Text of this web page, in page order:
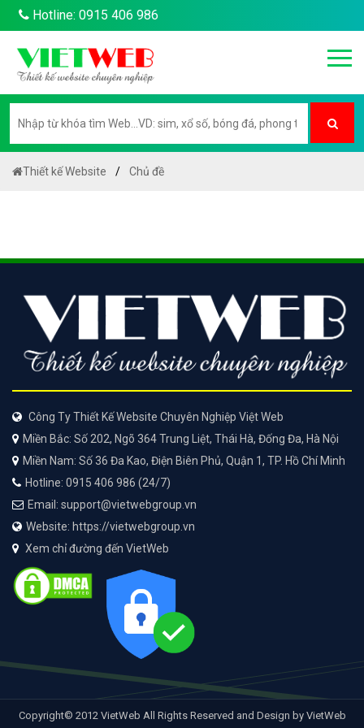
Hotline: 0915 406 986
Thiết kế Website Chủ đề
Công Ty Thiết Kế Website Chuyên Nghiệp Việt Web
Miền Bắc: Số 202, Ngõ 364 Trung Liệt, Thái Hà, Đống Đa, Hà Nội
Miền Nam: Số 36 Đa Kao, Điện Biên Phủ, Quận 1, TP. Hồ Chí Minh
Hotline: 0915 406 986 (24/7)
Email: support@vietwebgroup.vn
Website: https://vietwebgroup.vn
Xem chỉ đường đến VietWeb
Copyright© 2012 VietWeb All Rights Reserved and Design by VietWeb